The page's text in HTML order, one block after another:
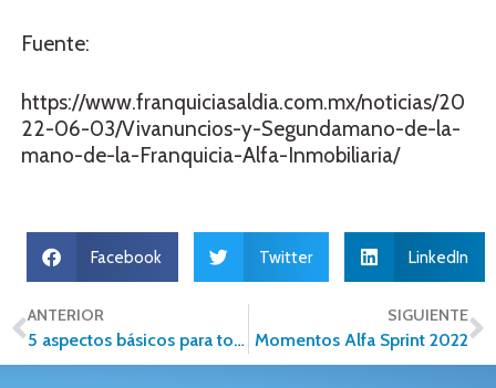
Fuente:
https://www.franquiciasaldia.com.mx/noticias/20
22-06-03/Vivanuncios-y-Segundamano-de-la-
mano-de-la-Franquicia-Alfa-Inmobiliaria/
Facebook Twitter LinkedIn
ANTERIOR
5 aspectos básicos para todo aquel que desea emprender en el negocio inmobiliario
SIGUIENTE
Momentos Alfa Sprint 2022